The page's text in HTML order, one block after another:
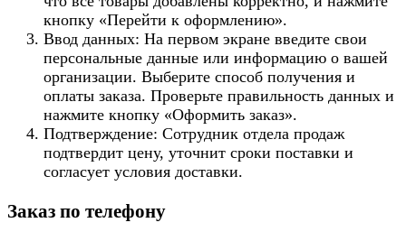
кнопку «Перейти к оформлению».
Ввод данных: На первом экране введите свои
персональные данные или информацию о вашей
организации. Выберите способ получения и
оплаты заказа. Проверьте правильность данных и
нажмите кнопку «Оформить заказ».
Подтверждение: Сотрудник отдела продаж
подтвердит цену, уточнит сроки поставки и
согласует условия доставки.
Заказ по телефону